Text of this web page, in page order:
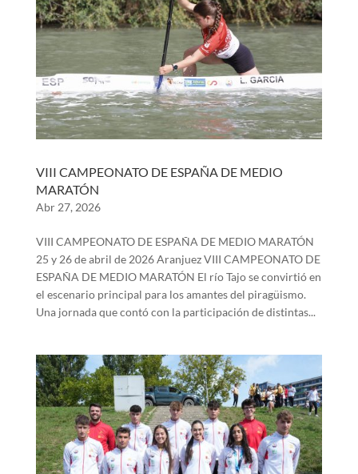
VIII CAMPEONATO DE ESPAÑA DE MEDIO
MARATÓN
Abr 27, 2026
VIII CAMPEONATO DE ESPAÑA DE MEDIO MARATÓN
25 y 26 de abril de 2026 Aranjuez VIII CAMPEONATO DE
ESPAÑA DE MEDIO MARATÓN El río Tajo se convirtió en
el escenario principal para los amantes del piragüismo.
Una jornada que contó con la participación de distintas...